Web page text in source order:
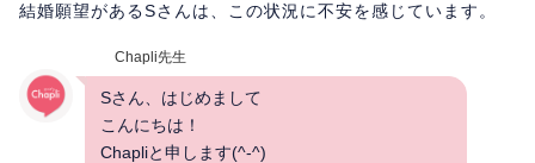
結婚願望があるSさんは、この状況に不安を感じています。
Chapli先生
Sさん、はじめまして
こんにちは！
Chapliと申します(^-^)